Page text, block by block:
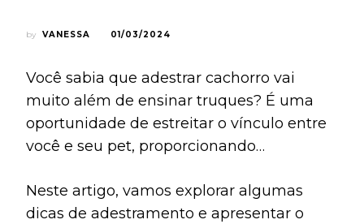
by VANESSA 01/03/2024
Você sabia que adestrar cachorro vai
muito além de ensinar truques? É uma
oportunidade de estreitar o vínculo entre
você e seu pet, proporcionando
mútuos.
Neste artigo, vamos explorar algumas
dicas de adestramento e apresentar o